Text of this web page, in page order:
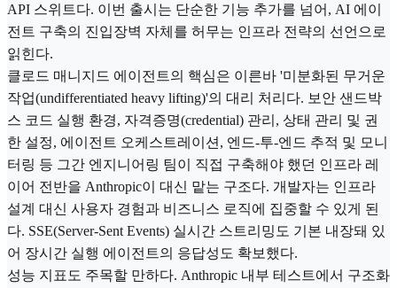
API 스위트다. 이번 출시는 단순한 기능 추가를 넘어, AI 에이
전트 구축의 진입장벽 자체를 허무는 인프라 전략의 선언으로
읽힌다.
클로드 매니지드 에이전트의 핵심은 이른바 '미분화된 무거운
작업(undifferentiated heavy lifting)'의 대리 처리다. 보안 샌드박
스 코드 실행 환경, 자격증명(credential) 관리, 상태 관리 및 권
한 설정, 에이전트 오케스트레이션, 엔드-투-엔드 추적 및 모니
터링 등 그간 엔지니어링 팀이 직접 구축해야 했던 인프라 레
이어 전반을 Anthropic이 대신 맡는 구조다. 개발자는 인프라
설계 대신 사용자 경험과 비즈니스 로직에 집중할 수 있게 된
다. SSE(Server-Sent Events) 실시간 스트리밍도 기본 내장돼 있
어 장시간 실행 에이전트의 응답성도 확보했다.
성능 지표도 주목할 만하다. Anthropic 내부 테스트에서 구조화